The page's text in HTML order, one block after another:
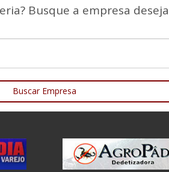
Busque a empresa
Buscar Empresa